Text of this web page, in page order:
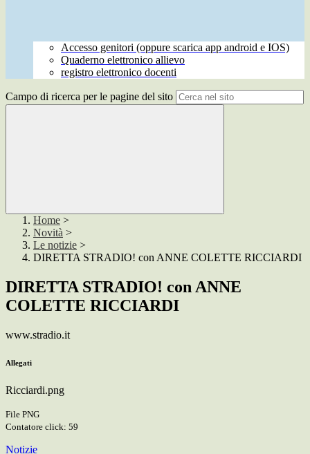
Accesso genitori (oppure scarica app android e IOS)
Quaderno elettronico allievo
registro elettronico docenti
Campo di ricerca per le pagine del sito
Home >
Novità >
Le notizie >
DIRETTA STRADIO! con ANNE COLETTE RICCIARDI
DIRETTA STRADIO! con ANNE
COLETTE RICCIARDI
www.stradio.it
Allegati
Ricciardi.png
File PNG
Contatore click: 59
Notizie